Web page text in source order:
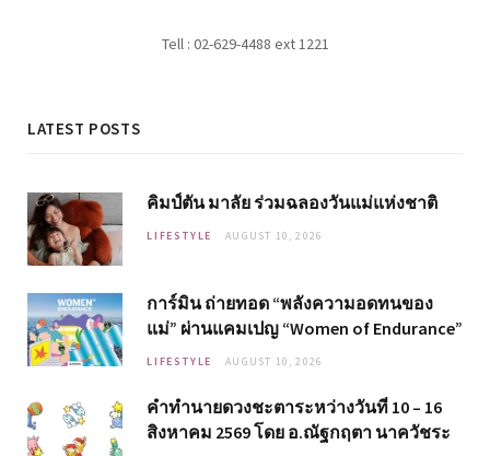
Tell : 02-629-4488 ext 1221
LATEST POSTS
คิมป์ตัน มาลัย ร่วมฉลองวันแม่แห่งชาติ
LIFESTYLE AUGUST 10, 2026
การ์มิน ถ่ายทอด “พลังความอดทนของ
แม่” ผ่านแคมเปญ “Women of Endurance”
LIFESTYLE AUGUST 10, 2026
คำทำนายดวงชะตาระหว่างวันที่ 10 – 16
สิงหาคม 2569 โดย อ.ณัฐกฤตา นาควัชระ